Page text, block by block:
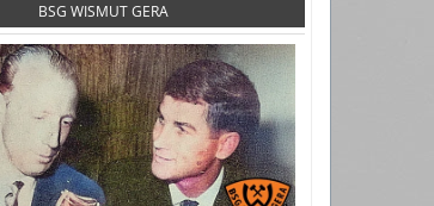
BSG WISMUT GERA